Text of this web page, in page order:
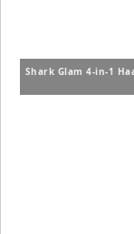
Shark Glam 4-in-1